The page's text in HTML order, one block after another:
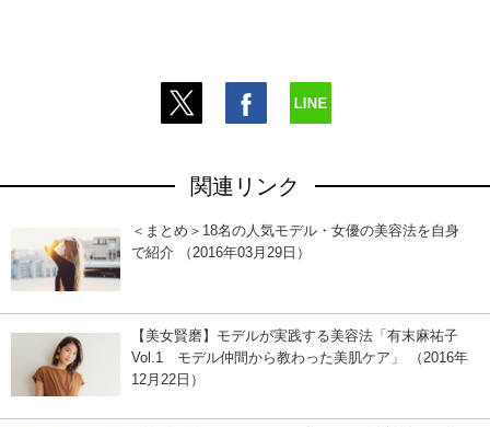
関連リンク
＜まとめ＞18名の人気モデル・女優の美容法を自身
で紹介 （2016年03月29日）
【美女賢磨】モデルが実践する美容法「有末麻祐子
Vol.1 モデル仲間から教わった美肌ケア」 （2016年
12月22日）